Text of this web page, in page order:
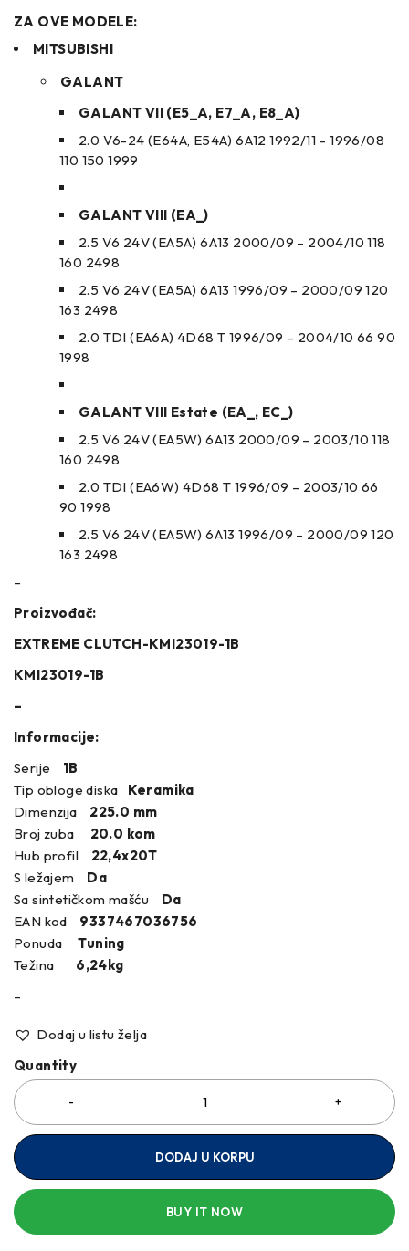
ZA OVE MODELE:
MITSUBISHI
GALANT
GALANT VII (E5_A, E7_A, E8_A)
2.0 V6-24 (E64A, E54A) 6A12 1992/11 – 1996/08
110 150 1999
GALANT VIII (EA_)
2.5 V6 24V (EA5A) 6A13 2000/09 – 2004/10 118
160 2498
2.5 V6 24V (EA5A) 6A13 1996/09 – 2000/09 120
163 2498
2.0 TDI (EA6A) 4D68 T 1996/09 – 2004/10 66 90
1998
GALANT VIII Estate (EA_, EC_)
2.5 V6 24V (EA5W) 6A13 2000/09 – 2003/10 118
160 2498
2.0 TDI (EA6W) 4D68 T 1996/09 – 2003/10 66
90 1998
2.5 V6 24V (EA5W) 6A13 1996/09 – 2000/09 120
163 2498
–
Proizvođač:
EXTREME CLUTCH-KMI23019-1B
KMI23019-1B
–
Informacije:
Serije 1B
Tip obloge diska Keramika
Dimenzija
225.0 mm
Broj zuba
20.0 kom
Hub profil
22,4x20T
S ležajem Da
Sa sintetičkom mašću Da
EAN kod
9337467036756
Ponuda
Tuning
Težina
6,24kg
–
Dodaj u listu želja
Quantity
DODAJ U KORPU
BUY IT NOW